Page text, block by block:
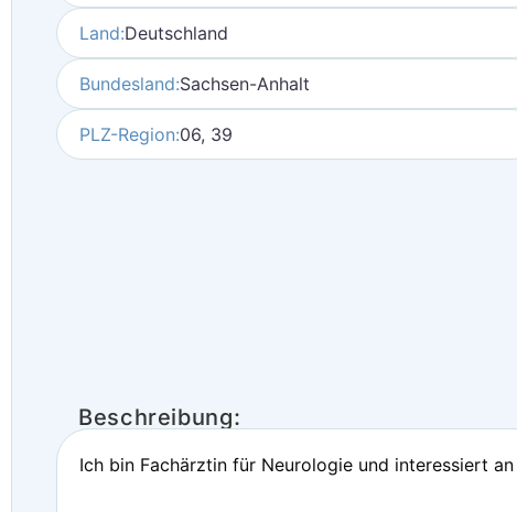
Land:Deutschland
Bundesland:Sachsen-Anhalt
PLZ-Region:06, 39
Beschreibung:
Ich bin Fachärztin für Neurologie und interessiert